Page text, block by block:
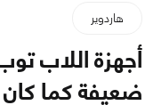
هاردوير
أجهزة اللاب
ضعيفة كما